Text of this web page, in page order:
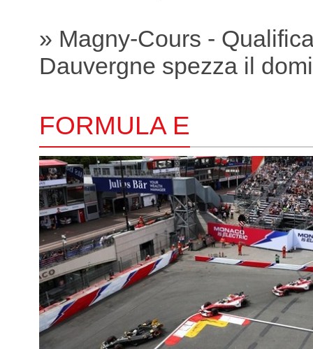
» Magny-Cours -
Dauvergne spezza il
FORMULA E